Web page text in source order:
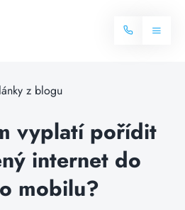
Toggle
Balíčky internetu
Více o internetu
Televize
z blogu
vyplatí pořídit
internet do
mobilu?